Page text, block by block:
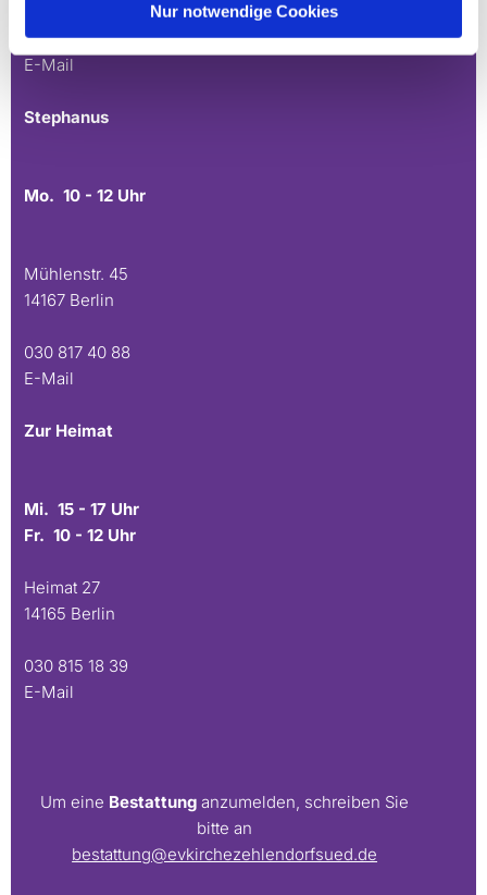
Nur notwendige Cookies
030 815 45 54
E-Mail
Stephanus
Mo. 10 - 12 Uhr
Mühlenstr. 45
14167 Berlin
030 817 40 88
E-Mail
Zur Heimat
Mi. 15 - 17 Uhr
Fr. 10 - 12 Uhr
Heimat 27
14165 Berlin
030 815 18 39
E-Mail
Um eine Bestattung anzumelden, schreiben Sie
bitte an
bestattung@evkirchezehlendorfsued.de